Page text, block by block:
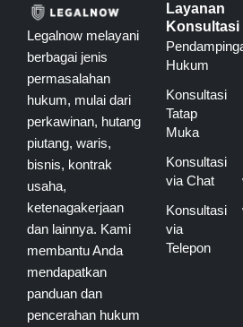
Legalnow melayani
berbagai jenis
permasalahan
hukum, mulai dari
perkawinan, hutang
piutang, waris,
bisnis, kontrak
usaha,
ketenagakerjaan
dan lainnya. Kami
membantu Anda
mendapatkan
panduan dan
pencerahan hukum
Layanan
Konsultasi
Hukum
Konsultasi
Tatap
Muka
Konsultasi
via Chat
Konsultasi
via
Telepon